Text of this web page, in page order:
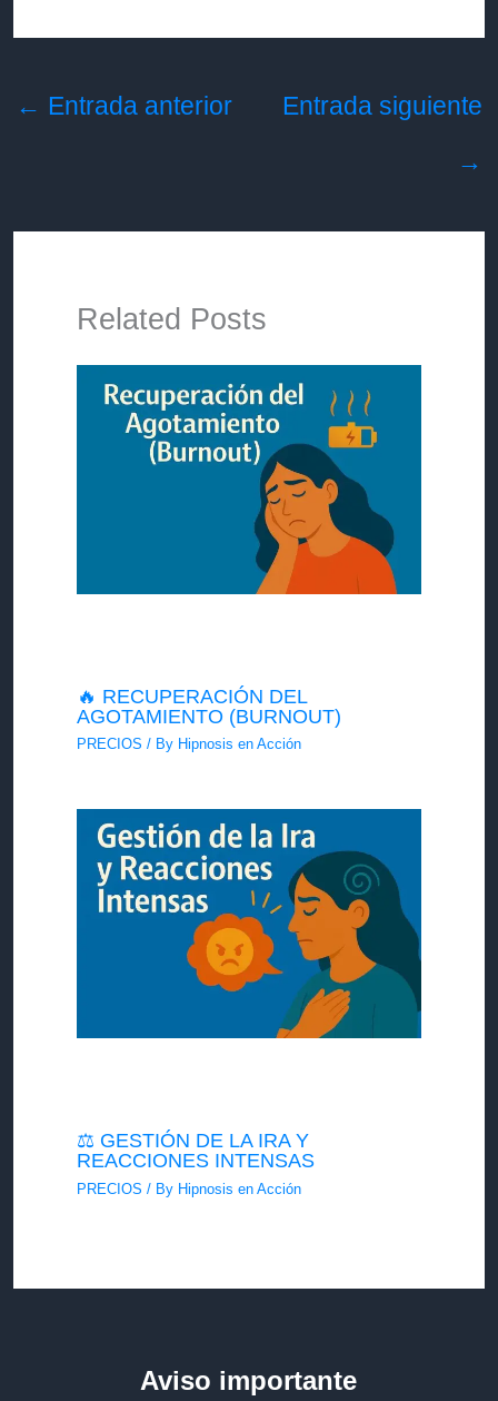
← Entrada anterior
Entrada siguiente
→
Related Posts
🔥 RECUPERACIÓN DEL
AGOTAMIENTO (BURNOUT)
PRECIOS / By Hipnosis en Acción
⚖️ GESTIÓN DE LA IRA Y
REACCIONES INTENSAS
PRECIOS / By Hipnosis en Acción
Aviso importante